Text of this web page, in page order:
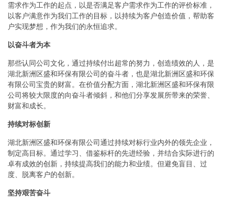
需求作为工作的起点，以是否满足客户需求作为工作的评价标准，
以客户满意作为我们工作的目标，以持续为客户创造价值，帮助客
户实现梦想，作为我们的永恒追求。
以奋斗者为本
那些认同公司文化，通过持续付出超常的努力，创造绩效的人，是
湖北新洲区盛和环保有限公司的奋斗者，也是湖北新洲区盛和环保
有限公司宝贵的财富。在价值分配方面，湖北新洲区盛和环保有限
公司将较大限度的向奋斗者倾斜，和他们分享发展所带来的荣誉、
财富和成长。
持续对标创新
湖北新洲区盛和环保有限公司通过持续对标行业内外的领先企业，
制定高目标。通过学习、借鉴标杆的先进经验，并结合实际进行的
卓有成效的创新，持续提高我们的能力和业绩。但避免盲目、过
度、脱离客户的创新。
坚持艰苦奋斗